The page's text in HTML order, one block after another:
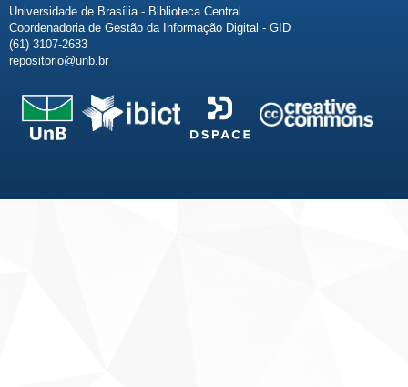
Universidade de Brasília - Biblioteca Central
Coordenadoria de Gestão da Informação Digital - GID
(61) 3107-2683
repositorio@unb.br